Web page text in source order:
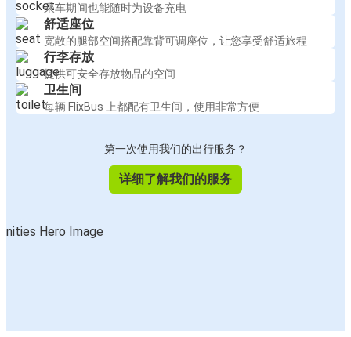
乘车期间也能随时为设备充电
舒适座位
宽敞的腿部空间搭配靠背可调座位，让您享受舒适旅程
行李存放
提供可安全存放物品的空间
卫生间
每辆 FlixBus 上都配有卫生间，使用非常方便
第一次使用我们的出行服务？
详细了解我们的服务